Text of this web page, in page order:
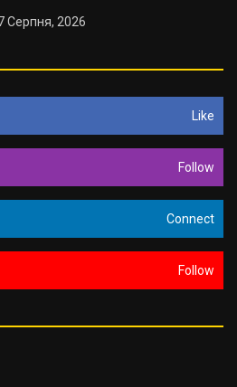
Серпня, 2026
Like
Follow
Connect
Follow